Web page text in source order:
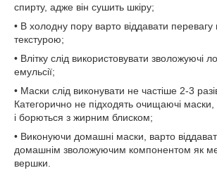
спирту, адже він сушить шкіру;
• В холодну пору варто віддавати
текстурою;
• Влітку слід використовувати зволожуючі
емульсії;
• Маски слід виконувати не частіше 2-3
Категорично не підходять очищаючі маски,
і борються з жирним блиском;
• Виконуючи домашні маски, варто
домашнім зволожуючим компонентом як
вершки.